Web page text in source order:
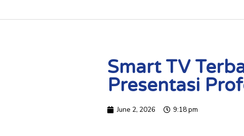
Smart TV
Presentasi
June 2, 2026 9:18 pm